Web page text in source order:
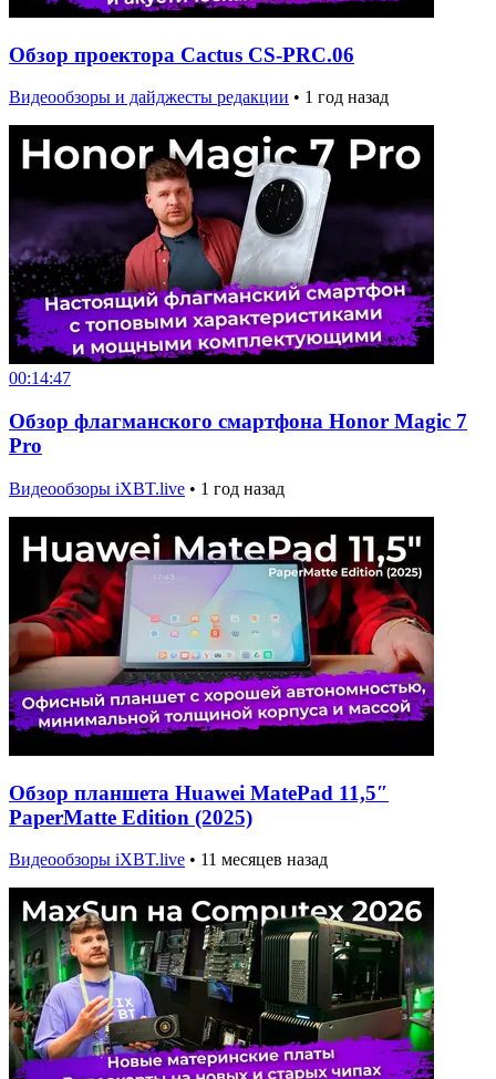
Обзор проектора Cactus CS-PRC.06
Видеообзоры и дайджесты редакции • 1 год назад
00:14:47
Обзор флагманского смартфона Honor Magic 7
Pro
Видеообзоры iXBT.live • 1 год назад
Обзор планшета Huawei MatePad 11,5″
PaperMatte Edition (2025)
Видеообзоры iXBT.live • 11 месяцев назад